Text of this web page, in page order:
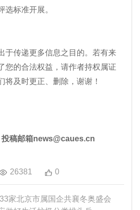
选标准开展。
于传递更多信息之目的。若有来
您的合法权益，请作者持权属证
将及时更正、删除，谢谢！
投稿邮箱news@caues.cn
26381 0
家北京市属国企共襄冬奥盛会